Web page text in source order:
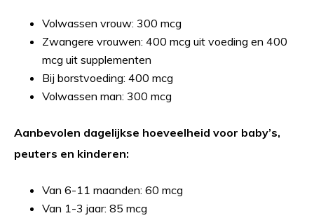
Volwassen vrouw: 300 mcg
Zwangere vrouwen: 400 mcg uit voeding en 400
mcg uit supplementen
Bij borstvoeding: 400 mcg
Volwassen man: 300 mcg
Aanbevolen dagelijkse hoeveelheid voor baby’s,
peuters en kinderen:
Van 6-11 maanden: 60 mcg
Van 1-3 jaar: 85 mcg